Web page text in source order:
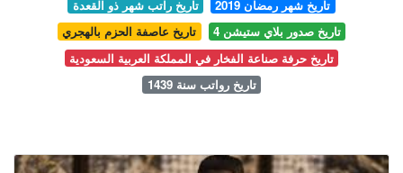
تاريخ راتب شهر ذو القعدة
تاريخ شهر رمضان 2019
تاريخ عاصفة الحزم بالهجري
تاريخ صدور بلاي ستيشن 4
تاريخ حرفة صناعة الفخار في المملكة العربية السعودية
تاريخ رواتب سنة 1439